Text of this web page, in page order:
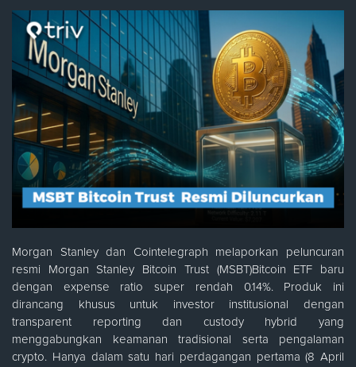
Morgan Stanley dan Cointelegraph melaporkan peluncuran
resmi Morgan Stanley Bitcoin Trust (MSBT)Bitcoin ETF baru
dengan expense ratio super rendah 0.14%. Produk ini
dirancang khusus untuk investor institusional dengan
transparent reporting dan custody hybrid yang
menggabungkan keamanan tradisional serta pengalaman
crypto. Hanya dalam satu hari perdagangan pertama (8 April